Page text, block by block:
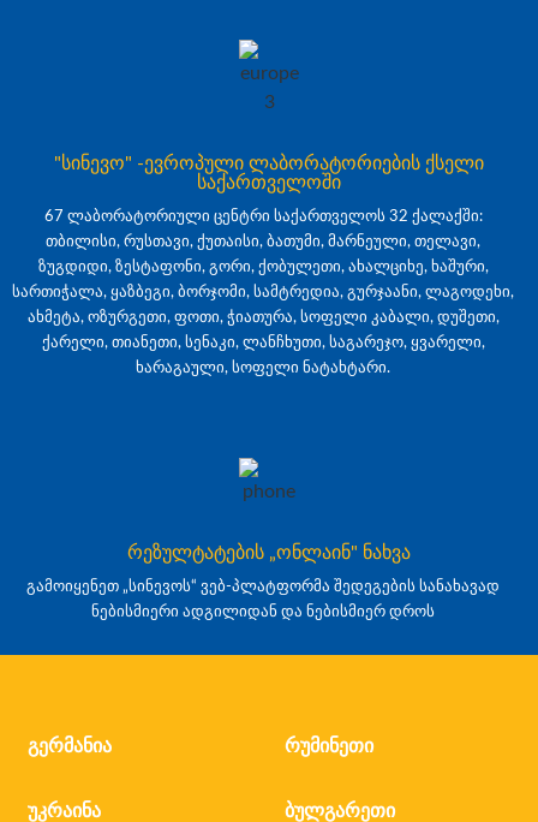
"სინევო" -ევროპული ლაბორატორიების ქსელი
საქართველოში
67 ლაბორატორიული ცენტრი საქართველოს 32 ქალაქში:
თბილისი, რუსთავი, ქუთაისი, ბათუმი, მარნეული, თელავი,
ზუგდიდი, ზესტაფონი, გორი, ქობულეთი, ახალციხე, ხაშური,
სართიჭალა, ყაზბეგი, ბორჯომი, სამტრედია, გურჯაანი, ლაგოდეხი,
ახმეტა, ოზურგეთი, ფოთი, ჭიათურა, სოფელი კაბალი, დუშეთი,
ქარელი, თიანეთი, სენაკი, ლანჩხუთი, საგარეჯო, ყვარელი,
ხარაგაული, სოფელი ნატახტარი.
რეზულტატების „ონლაინ" ნახვა
გამოიყენეთ „სინევოს“ ვებ-პლატფორმა შედეგების სანახავად
ნებისმიერი ადგილიდან და ნებისმიერ დროს
გერმანია რუმინეთი
უკრაინა ბულგარეთი